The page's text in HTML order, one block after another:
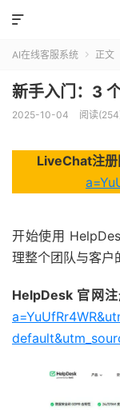

AI在线客服系统  正文
新手入门：3
2025-10-04 阅读
LiveChat注册
开始使用
理整个团队与客户
HelpDesk 官网